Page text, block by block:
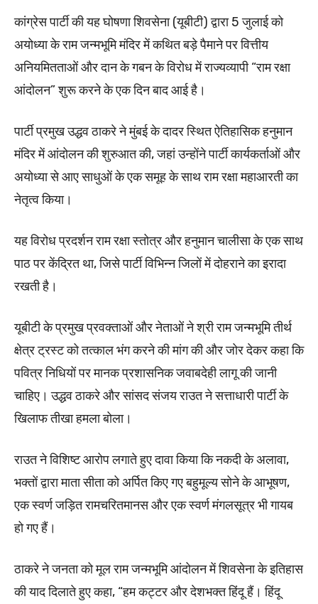
कांग्रेस पार्टी की यह घोषणा शिवसेना (यूबीटी) द्वारा 5 जुलाई को
अयोध्या के राम जन्मभूमि मंदिर में कथित बड़े पैमाने पर वित्तीय
अनियमितताओं और दान के गबन के विरोध में राज्यव्यापी “राम रक्षा
आंदोलन” शुरू करने के एक दिन बाद आई है।
पार्टी प्रमुख उद्धव ठाकरे ने मुंबई के दादर स्थित ऐतिहासिक हनुमान
मंदिर में आंदोलन की शुरुआत की, जहां उन्होंने पार्टी कार्यकर्ताओं और
अयोध्या से आए साधुओं के एक समूह के साथ राम रक्षा महाआरती का
नेतृत्व किया।
यह विरोध प्रदर्शन राम रक्षा स्तोत्र और हनुमान चालीसा के एक साथ
पाठ पर केंद्रित था, जिसे पार्टी विभिन्न जिलों में दोहराने का इरादा
रखती है।
यूबीटी के प्रमुख प्रवक्ताओं और नेताओं ने श्री राम जन्मभूमि तीर्थ
क्षेत्र ट्रस्ट को तत्काल भंग करने की मांग की और जोर देकर कहा कि
पवित्र निधियों पर मानक प्रशासनिक जवाबदेही लागू की जानी
चाहिए। उद्धव ठाकरे और सांसद संजय राउत ने सत्ताधारी पार्टी के
खिलाफ तीखा हमला बोला।
राउत ने विशिष्ट आरोप लगाते हुए दावा किया कि नकदी के अलावा,
भक्तों द्वारा माता सीता को अर्पित किए गए बहुमूल्य सोने के आभूषण,
एक स्वर्ण जड़ित रामचरितमानस और एक स्वर्ण मंगलसूत्र भी गायब
हो गए हैं।
ठाकरे ने जनता को मूल राम जन्मभूमि आंदोलन में शिवसेना के इतिहास
की याद दिलाते हुए कहा, “हम कट्टर और देशभक्त हिंदू हैं। हिंदू